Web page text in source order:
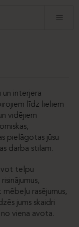
un interjera
līdz lieliem
vidējiem
pielāgotas jūsu
darba stilam.
telpu
rasējumus,
jums skaidri
viena avota.